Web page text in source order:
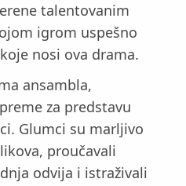
talentovanim
igrom uspešno
nosi ova drama.
ansambla,
za predstavu
Glumci su marljivo
proučavali
odvija i istraživali